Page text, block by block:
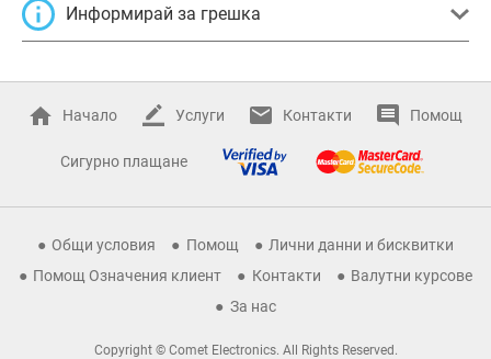
Информирай за грешка
Начало Услуги Контакти Помощ
Сигурно плащане
Общи условия Помощ
Лични данни и бисквитки
Помощ Означения клиент
Контакти
Валутни курсове
За нас
Copyright © Comet Electronics. All Rights Reserved.